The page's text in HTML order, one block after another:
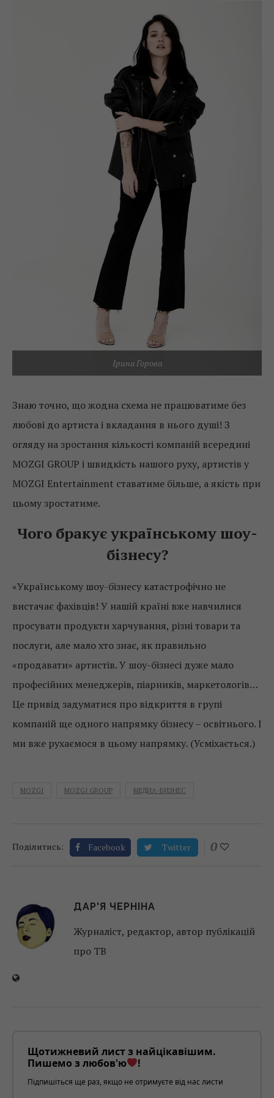
Ірина Горова
Знаю точно, що жодна схема не працюватиме без
любові до артиста і вкладання в нього душі! З
огляду на зростання кількості компаній всередині
MOZGI GROUP і швидкість нашого руху, артистів у
MOZGI Entertainment ставатиме більше, а якість при
цьому зростатиме.
Чого бракує українському шоу-
бізнесу?
«Українському шоу-бізнесу катастрофічно не
вистачає фахівців! У нашій країні вже навчилися
просувати продукти харчування, різні товари та
послуги, але мало хто знає, як правильно
«продавати» артистів. У шоу-бізнесі дуже мало
професійних менеджерів, піарників, маркетологів…
Це привід задуматися про відкриття в групі
компаній ще одного напрямку бізнесу – освітнього. І
ми вже рухаємося в цьому напрямку. (Усміхається.)
MOZGI MOZGI GROUP МЕДИА-БИЗНЕС
Поділитись: Facebook Twitter 0
ДАР'Я ЧЕРНІНА
Журналіст, редактор, автор публікацій
про ТВ
Щотижневий лист з найцікавішим.
Пишемо з любов'ю
!
Підпишіться ще раз, якщо не отримуєте від нас листи